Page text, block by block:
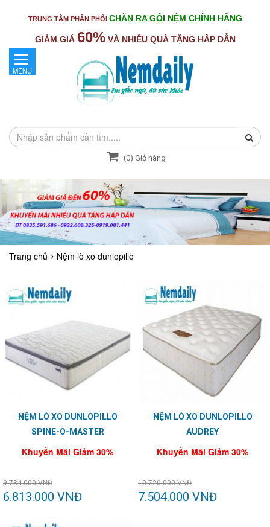
TRUNG TÂM PHÂN PHỐI CHĂN RA GỐI NỆM CHÍNH HÃNG
GIẢM GIÁ 60%VÀ NHIỀU QUÀ TẶNG HẤP DẪN
(0) Giỏ hàng
MENU
Trang chủ Nệm lò xo dunlopillo
NỆM LÒ XO DUNLOPILLO
SPINE-O-MASTER
Khuyến Mãi Giảm 30%
9.734.000 VNĐ
6.813.000 VNĐ
NỆM LÒ XO DUNLOPILLO
AUDREY
Khuyến Mãi Giảm 30%
10.720.000 VNĐ
7.504.000 VNĐ